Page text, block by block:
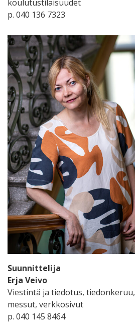
koulutustilaisuudet
p. 040 136 7323
Suunnittelija
Erja Veivo
Viestintä ja tiedotus, tiedonkeruu,
messut, verkkosivut
p. 040 145 8464